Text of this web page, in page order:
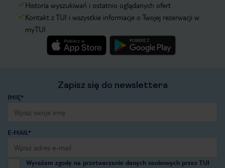
Historia wyszukiwań i ostatnio oglądanych ofert
Kontakt z TUI i wszystkie informacje o Twojej rezerwacji w
myTUI
Zapisz się do newslettera
IMIĘ*
E-MAIL*
Wyrażam zgodę na przetwarzanie danych osobowych przez TUI